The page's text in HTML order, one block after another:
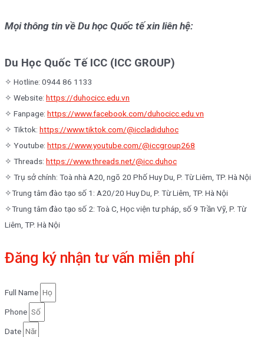
Mọi thông tin về Du học Quốc tế xin liên hệ:
Du Học Quốc Tế ICC (ICC GROUP)
✧ Hotline: 0944 86 1133
✧ Website: https://duhocicc.edu.vn
✧ Fanpage: https://www.facebook.com/duhocicc.edu.vn
✧ Tiktok: https://www.tiktok.com/@iccladiduhoc
✧ Youtube: https://www.youtube.com/@iccgroup268
✧ Threads: https://www.threads.net/@icc.duhoc
✧ Trụ sở chính: Toà nhà A20, ngõ 20 Phố Huy Du, P. Từ Liêm, TP. Hà Nội
✧Trung tâm đào tạo số 1: A20/20 Huy Du, P. Từ Liêm, TP. Hà Nội
✧Trung tâm đào tạo số 2: Toà C, Học viện tư pháp, số 9 Trần Vỹ, P. Từ
Liêm, TP. Hà Nội
Đăng ký nhận tư vấn miễn phí
Full Name
Phone
Date